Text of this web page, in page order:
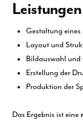
Gestaltung eines
Layout und
Bildauswahl und
Erstellung der
Produktion der
Das Ergebnis ist eine